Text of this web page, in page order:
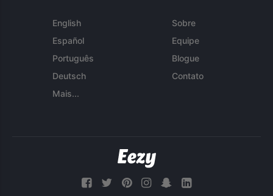
English
Español
Português
Deutsch
Mais...
Sobre
Equipe
Blogue
Contato